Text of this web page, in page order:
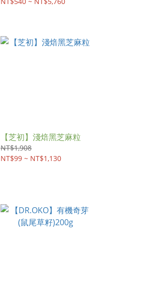
【芝初】淺焙黑芝麻粒
NT$1,908
NT$99 ~ NT$1,130